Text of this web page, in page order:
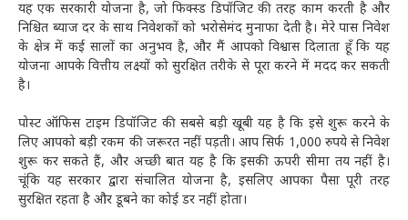
यह एक सरकारी योजना है, जो फिक्स्ड डिपॉजिट की तरह काम करती है और
निश्चित ब्याज दर के साथ निवेशकों को भरोसेमंद मुनाफा देती है। मेरे पास निवेश
के क्षेत्र में कई सालों का अनुभव है, और मैं आपको विश्वास दिलाता हूँ कि यह
योजना आपके वित्तीय लक्ष्यों को सुरक्षित तरीके से पूरा करने में मदद कर सकती
है।
पोस्ट ऑफिस टाइम डिपॉजिट की सबसे बड़ी खूबी यह है कि इसे शुरू करने के
लिए आपको बड़ी रकम की जरूरत नहीं पड़ती। आप सिर्फ 1,000 रुपये से निवेश
शुरू कर सकते हैं, और अच्छी बात यह है कि इसकी ऊपरी सीमा तय नहीं है।
चूंकि यह सरकार द्वारा संचालित योजना है, इसलिए आपका पैसा पूरी तरह
सुरक्षित रहता है और डूबने का कोई डर नहीं होता।